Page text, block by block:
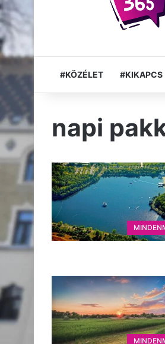
#KÖZÉLET #KIKAPCS
napi